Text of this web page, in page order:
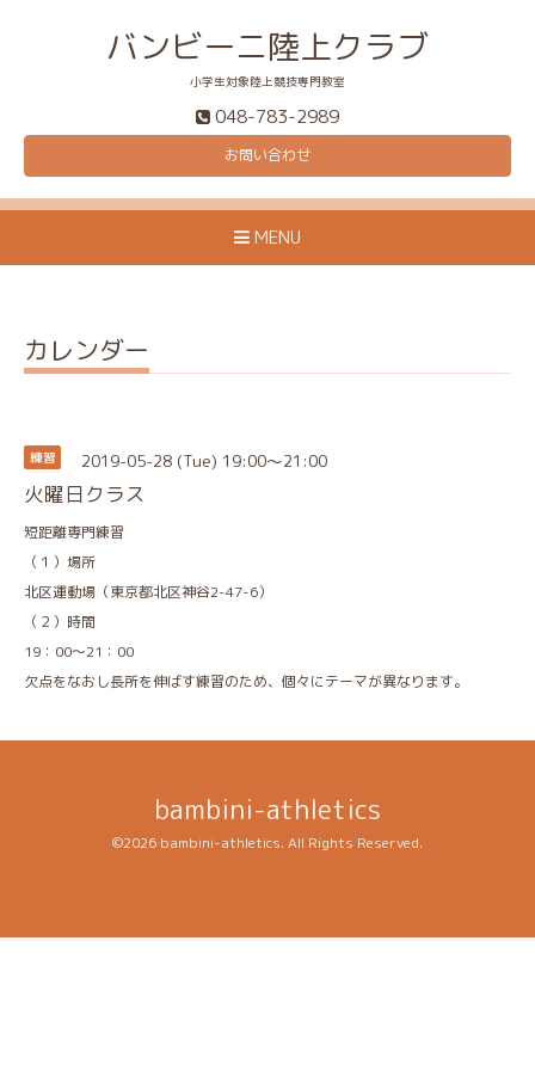
バンビーニ陸上クラブ
小学生対象陸上競技専門教室
048-783-2989
お問い合わせ
MENU
カレンダー
練習 2019-05-28 (Tue) 19:00～21:00
火曜日クラス
短距離専門練習
（１）場所
北区運動場（東京都北区神谷2-47-6）
（２）時間
19：00～21：00
欠点をなおし長所を伸ばす練習のため、個々にテーマが異なります。
bambini-athletics
©2026 bambini-athletics. All Rights Reserved.